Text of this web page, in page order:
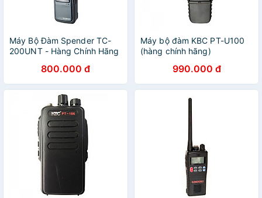
Máy Bộ Đàm Spender TC-
200UNT - Hàng Chính Hãng
800.000 đ
Máy bộ đàm KBC PT-U100
(hàng chính hãng)
990.000 đ